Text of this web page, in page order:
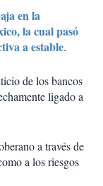
en la
la cual pasó
a estable.
de los bancos
ligado a
a través de
a los riesgos